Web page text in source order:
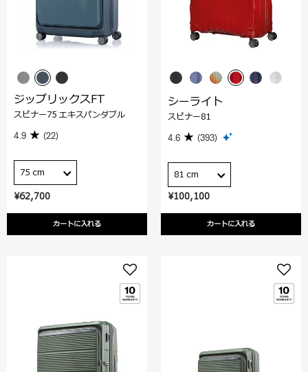
¥62,700
カートに入れる
ジップリックスFT
スピナー75 エキスパンダブル
4.9 (22)
75 cm
¥100,100
カートに入れる
シーライト
スピナー81
4.6 (393)
81 cm